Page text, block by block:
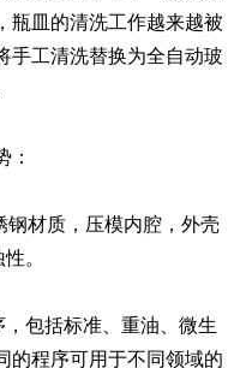
瓶皿的清洗工作越来越被
手工清洗替换为全自动玻
：
材质，压模内腔，外壳
。
包括标准、重油、微生
的程序可用于不同领域的